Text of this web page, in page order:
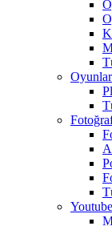
Oyunlar